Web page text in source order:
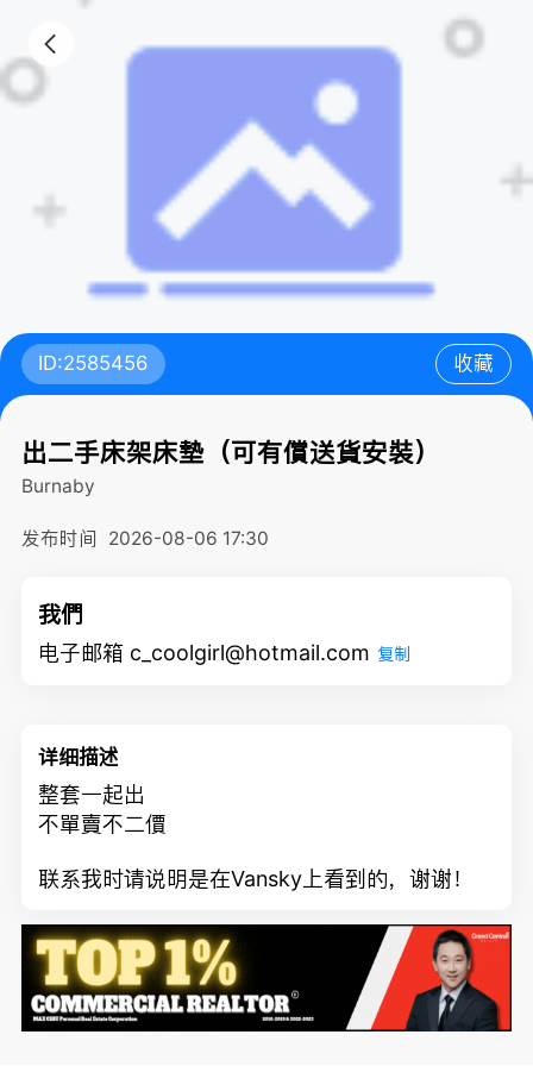
ID:2585456 收藏
出二手床架床墊（可有償送貨安裝）
Burnaby
发布时间 2026-08-06 17:30
我們
电子邮箱 c_coolgirl@hotmail.com 复制
详细描述
整套一起出
不單賣不二價
联系我时请说明是在Vansky上看到的，谢谢！